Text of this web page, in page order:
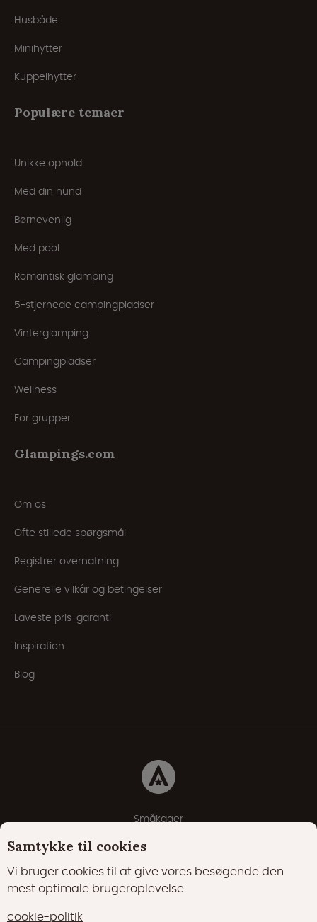
Husbåde
Minihytter
Kuppelhytter
Populære temaer
Unikke ophold
Med din hund
Børnevenlig
Med pool
Romantisk glamping
5-stjernede campingpladser
Vinterglamping
Campingpladser
Wellness
For grupper
Glampings.com
Om os
Ofte stillede spørgsmål
Registrer overnatning
Generelle vilkår og betingelser
Laveste pris-garanti
Inspiration
Blog
Småkager
Erklæring om beskyttelse af personlige oplysninger
22000 Synes godt om
Samtykke til cookies
Vi bruger cookies til at give vores besøgende den
mest optimale brugeroplevelse.
cookie-politik